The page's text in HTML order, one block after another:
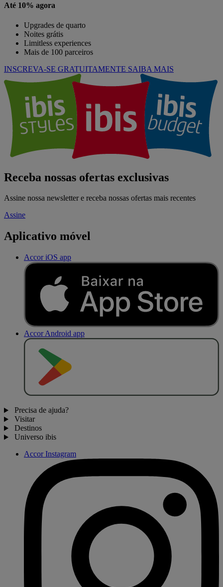
Até 10% agora
Upgrades de quarto
Noites grátis
Limitless experiences
Mais de 100 parceiros
INSCREVA-SE GRATUITAMENTE SAIBA MAIS
Receba nossas ofertas exclusivas
Assine nossa newsletter e receba nossas ofertas mais recentes
Assine
Aplicativo móvel
Accor iOS app
Accor Android app
Precisa de ajuda?
Visitar
Destinos
Universo ibis
Accor Instagram